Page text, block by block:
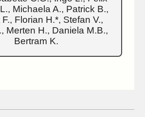
Michaela A., Patrick B.,
Florian H.*, Stefan V.,
Merten H., Daniela M.B.,
Bertram K.